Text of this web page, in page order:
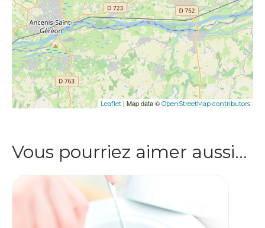
Leaflet | Map data © OpenStreetMap contributors
Vous pourriez aimer aussi…